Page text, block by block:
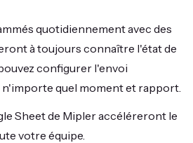
quotidiennement avec des
à toujours connaître l'état de
configurer l'envoi
quel moment et rapport.
Sheet de Mipler accéléreront le
votre équipe.